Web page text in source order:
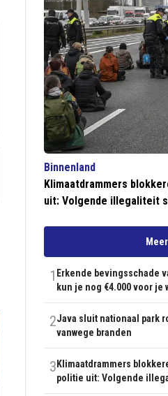
Binnenland
Klimaatdrammers
uit: Volgende illegaliteit
1 Erkende bevingsschade
kun je nog €4.000 voor je
2Java sluit nationaal park
vanwege branden
3 Klimaatdrammers
politie uit: Volgende